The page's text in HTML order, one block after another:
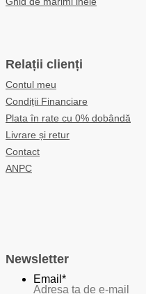
Relații clienți
Contul meu
Condiții Financiare
Plata în rate cu 0% dobândă
Livrare și retur
Contact
ANPC
Newsletter
Email *